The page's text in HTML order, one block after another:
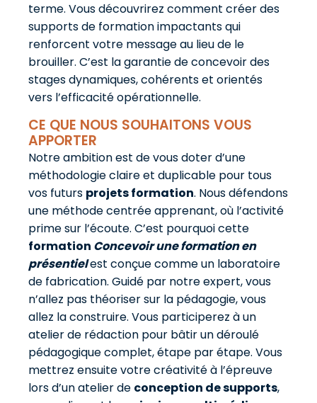
terme. Vous découvrirez comment créer des
supports de formation impactants qui
renforcent votre message au lieu de le
brouiller. C’est la garantie de concevoir des
stages dynamiques, cohérents et orientés
vers l’efficacité opérationnelle.
CE QUE NOUS SOUHAITONS VOUS
APPORTER
Notre ambition est de vous doter d’une
méthodologie claire et duplicable pour tous
vos futurs projets formation. Nous défendons
une méthode centrée apprenant, où l’activité
prime sur l’écoute. C’est pourquoi cette
formation Concevoir une formation en
présentielest conçue comme un laboratoire
de fabrication. Guidé par notre expert, vous
n’allez pas théoriser sur la pédagogie, vous
allez la construire. Vous participerez à un
atelier de rédaction pour bâtir un déroulé
pédagogique complet, étape par étape. Vous
mettrez ensuite votre créativité à l’épreuve
lors d’un atelier de conception de supports,